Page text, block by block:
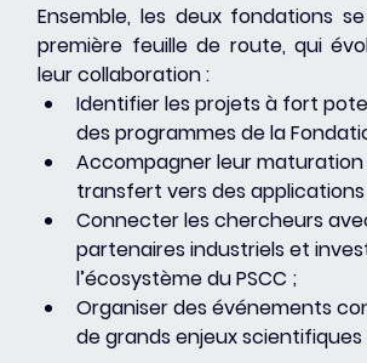
Ensemble, les deux fondations
première feuille de route, qui
leur collaboration :
Identifier les projets à fort
des programmes de la
Accompagner leur
transfert vers des
Connecter les chercheurs
partenaires industriels et
l’écosystème du PSCC ;
Organiser des événements
de grands enjeux